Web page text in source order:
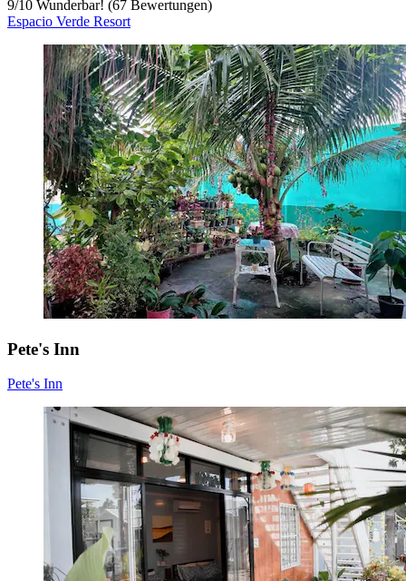
9/10 Wunderbar! (67 Bewertungen)
Espacio Verde Resort
Pete's Inn
Pete's Inn